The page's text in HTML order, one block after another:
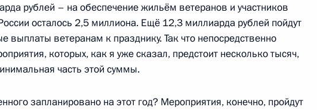
пятница
по вопросам кадровой политики
органах
рублей – на обеспечение жильём ветеранов и участников
осталось 2,5 миллиона. Ещё 12,3 миллиарда рублей пойдут
выплаты ветеранам к празднику. Так что непосредственно
которых, как я уже сказал, предстоит несколько тысяч,
часть этой суммы.
запланировано на этот год? Мероприятия, конечно, пройдут